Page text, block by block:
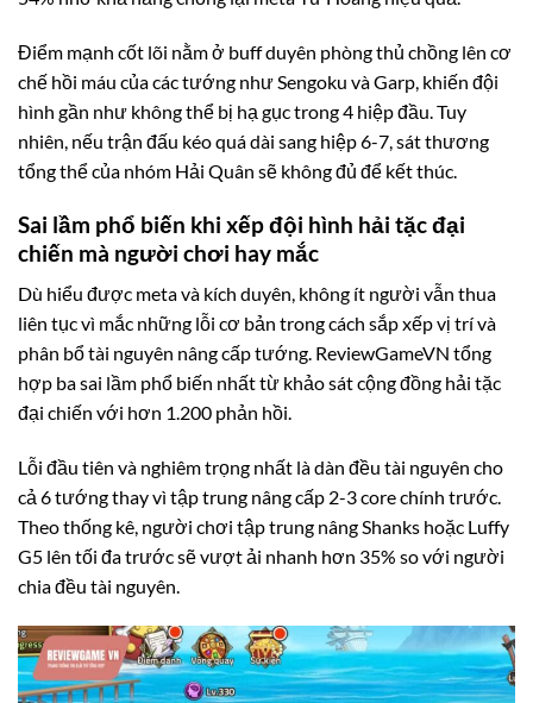
Điểm mạnh cốt lõi nằm ở buff duyên phòng thủ chồng lên cơ
chế hồi máu của các tướng như Sengoku và Garp, khiến đội
hình gần như không thể bị hạ gục trong 4 hiệp đầu. Tuy
nhiên, nếu trận đấu kéo quá dài sang hiệp 6-7, sát thương
tổng thể của nhóm Hải Quân sẽ không đủ để kết thúc.
Sai lầm phổ biến khi xếp đội hình hải tặc đại
chiến mà người chơi hay mắc
Dù hiểu được meta và kích duyên, không ít người vẫn thua
liên tục vì mắc những lỗi cơ bản trong cách sắp xếp vị trí và
phân bổ tài nguyên nâng cấp tướng. ReviewGameVN tổng
hợp ba sai lầm phổ biến nhất từ khảo sát cộng đồng hải tặc
đại chiến với hơn 1.200 phản hồi.
Lỗi đầu tiên và nghiêm trọng nhất là dàn đều tài nguyên cho
cả 6 tướng thay vì tập trung nâng cấp 2-3 core chính trước.
Theo thống kê, người chơi tập trung nâng Shanks hoặc Luffy
G5 lên tối đa trước sẽ vượt ải nhanh hơn 35% so với người
chia đều tài nguyên.